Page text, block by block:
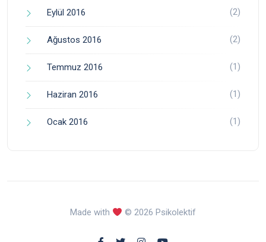
Eylül 2016 (2)
Ağustos 2016 (2)
Temmuz 2016 (1)
Haziran 2016 (1)
Ocak 2016 (1)
Made with © 2026 Psikolektif